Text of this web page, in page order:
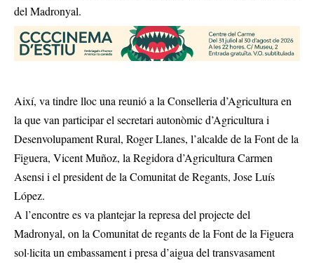
del Madronyal.
Així, va tindre lloc una reunió a la Conselleria d’Agricultura en
la que van participar el secretari autonòmic d’Agricultura i
Desenvolupament Rural, Roger Llanes, l’alcalde de la Font de la
Figuera, Vicent Muñoz, la Regidora d’Agricultura Carmen
Asensi i el president de la Comunitat de Regants, Jose Luís
López.
A l’encontre es va plantejar la represa del projecte del
Madronyal, on la Comunitat de regants de la Font de la Figuera
sol·licita un embassament i presa d’aigua del transvasament